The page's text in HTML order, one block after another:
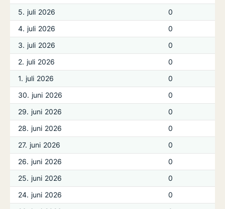
5. juli 2026
0
4. juli 2026
0
3. juli 2026
0
2. juli 2026
0
1. juli 2026
0
30. juni 2026
0
29. juni 2026
0
28. juni 2026
0
27. juni 2026
0
26. juni 2026
0
25. juni 2026
0
24. juni 2026
0